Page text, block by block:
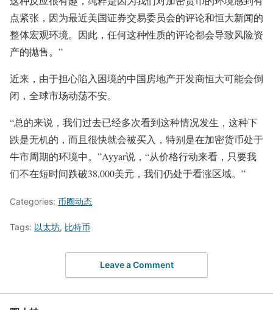
点紧张，因为最近美国证券交易委员会的评论和恒大新闻的
整体宏观环境。因此，任何这种性质的评论都会导致风险资
产的抛售。”
近来，由于担心陷入困境的中国房地产开发商恒大可能会倒
闭，全球市场动荡不安。
“总的来说，我们过去已经多次看到这种情况发生，这种下
跌是无机的，而且很快就会被买入，特别是在加密货币处于
牛市周期的环境中。”Ayyar说，“从价格行动来看，只要我
们不在短时间跌破38,000美元，我们仍处于看涨区域。”
Categories: 币圈动态
Tags: 以太坊, 比特币
Leave a Comment